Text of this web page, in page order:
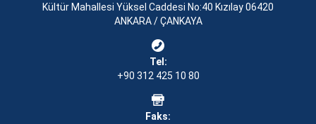
Kültür Mahallesi Yüksel Caddesi No:40 Kızılay 06420
ANKARA / ÇANKAYA
Tel:
+90 312 425 10 80
Faks: